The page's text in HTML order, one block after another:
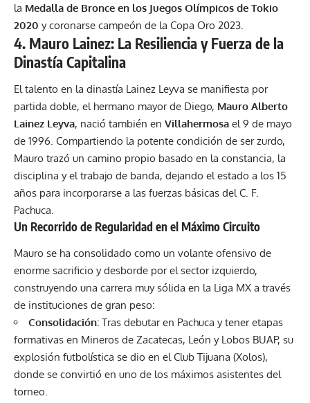
la Medalla de Bronce en los Juegos Olímpicos de Tokio
2020 y coronarse campeón de la Copa Oro 2023.
4. Mauro Lainez: La Resiliencia y Fuerza de la
Dinastía Capitalina
El talento en la dinastía Lainez Leyva se manifiesta por
partida doble, el hermano mayor de Diego, Mauro Alberto
Lainez Leyva, nació también en Villahermosa el 9 de mayo
de 1996. Compartiendo la potente condición de ser zurdo,
Mauro trazó un camino propio basado en la constancia, la
disciplina y el trabajo de banda, dejando el estado a los 15
años para incorporarse a las fuerzas básicas del C. F.
Pachuca.
Un Recorrido de Regularidad en el Máximo Circuito
Mauro se ha consolidado como un volante ofensivo de
enorme sacrificio y desborde por el sector izquierdo,
construyendo una carrera muy sólida en la Liga MX a través
de instituciones de gran peso:
Consolidación: Tras debutar en Pachuca y tener etapas
formativas en Mineros de Zacatecas, León y Lobos BUAP, su
explosión futbolística se dio en el Club Tijuana (Xolos),
donde se convirtió en uno de los máximos asistentes del
torneo.